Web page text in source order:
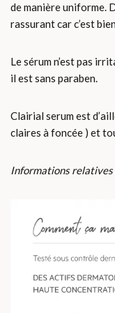
de manière uniforme.
rassurant car c’est
Le sérum n’est pas
il est sans paraben.
Clairial serum est
claires à foncée ) et
Informations relatives